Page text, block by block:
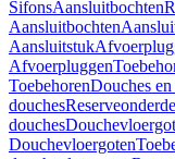
SifonsAansluitbochten
Aansluitbochten
Aansluitstuk
Afvoerpluggen
ToebehorenDouches en
douches
douches
Douchevloergoten